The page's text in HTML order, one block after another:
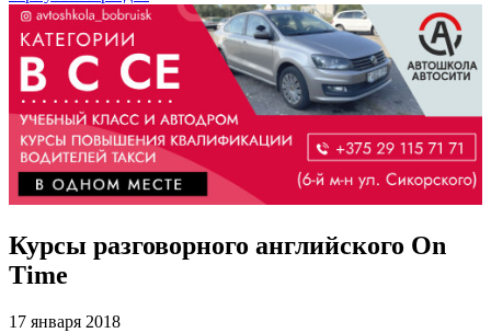
Курсы разговорного английского On
Time
17 января 2018